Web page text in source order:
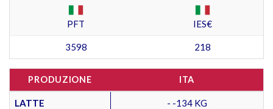
PFT IES€
3598 218
PRODUZIONE ITA
LATTE - -134 KG